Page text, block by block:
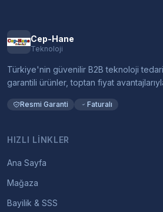
Cep-Hane
Teknoloji
Türkiye'nin güvenilir B2B teknoloji
garantili ürünler, toptan fiyat
Resmi Garanti Faturalı
HIZLI LINKLER
Ana Sayfa
Mağaza
Bayilik & SSS